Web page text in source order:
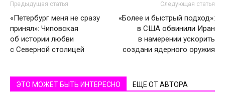
Предыдущая статья
«Петербург меня не сразу
принял»: Чиповская
об истории любви
с Северной столицей
Следующая статья
«Более и быстрый подход»:
в США обвинили Иран
в намерении ускорить
создани ядерного оружия
ЭТО МОЖЕТ БЫТЬ ИНТЕРЕСНО ЕЩЕ ОТ АВТОРА